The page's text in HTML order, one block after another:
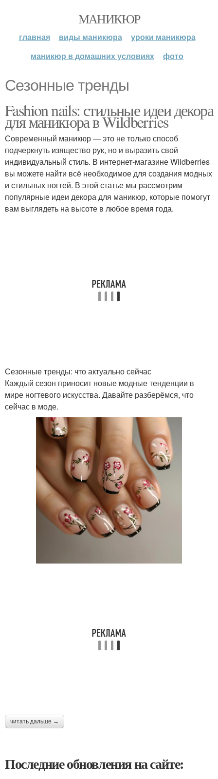
МАНИКЮР
главная виды маникюра
уроки маникюра
маникюр в домашних условиях
фото
Сезонные тренды
Fashion nails: стильные идеи декора
для маникюра в Wildberries
Современный маникюр — это не только способ
подчеркнуть изящество рук, но и выразить свой
индивидуальный стиль. В интернет-магазине Wildberries
вы можете найти всё необходимое для создания модных
и стильных ногтей. В этой статье мы рассмотрим
популярные идеи декора для маникюр, которые помогут
вам выглядеть на высоте в любое время года.
Сезонные тренды: что актуально сейчас
Каждый сезон приносит новые модные тенденции в
мире ногтевого искусства. Давайте разберёмся, что
сейчас в моде.
читать дальше →
Последние обновления на сайте: